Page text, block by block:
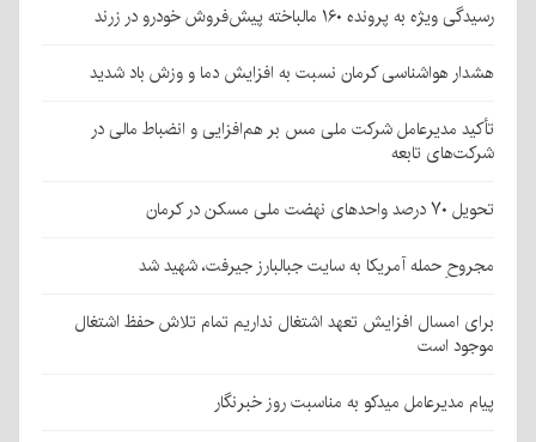
رسیدگی ویژه به پرونده ۱۶۰ مالباخته پیش‌فروش خودرو در زرند
هشدار هواشناسی کرمان نسبت به افزایش دما و وزش باد شدید
تأکید مدیرعامل شرکت ملی مس بر هم‌افزایی و انضباط مالی در
شرکت‌های تابعه
تحویل ۷۰ درصد واحدهای نهضت ملی مسکن در کرمان
مجروحِ حمله آمریکا به سایت جبالبارز جیرفت، شهید شد
برای امسال افزایش تعهد اشتغال نداریم تمام تلاش حفظ اشتغال
موجود است
پیام مدیرعامل میدکو به مناسبت روز خبرنگار